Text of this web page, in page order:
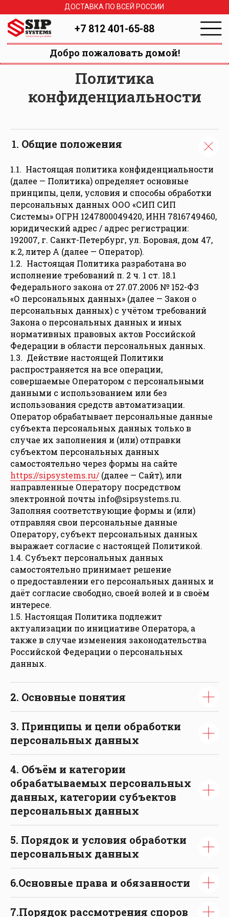
Добро пожаловать домой!
ДОСТАВКА ПО ВСЕЙ РОССИИ
Политика
конфиденциальности
Общие положения
1.1. Настоящая политика конфиденциальности
(далее — Политика) определяет основные
принципы, цели, условия и способы обработки
персональных данных ООО «СИП СИП
Системы» ОГРН 1247800049420, ИНН 7816749460,
юридический адрес / адрес регистрации:
192007, г. Санкт-Петербург, ул. Боровая, дом 47,
к.2, литер А (далее — Оператор).
1.2. Настоящая Политика разработана во
исполнение требований п. 2 ч. 1 ст. 18.1
Федерального закона от 27.07.2006 № 152-ФЗ
«О персональных данных» (далее — Закон о
персональных данных) с учётом требований
Закона о персональных данных и иных
нормативных правовых актов Российской
Федерации в области персональных данных.
1.3. Действие настоящей Политики
распространяется на все операции,
совершаемые Оператором с персональными
данными с использованием или без
использования средств автоматизации.
Оператор обрабатывает персональные данные
субъекта персональных данных только в
случае их заполнения и (или) отправки
субъектом персональных данных
самостоятельно через формы на сайте
https://sipsystems.ru/ (далее — Сайт), или
направленные Оператору посредством
электронной почты info@sipsystems.ru.
Заполняя соответствующие формы и (или)
отправляя свои персональные данные
Оператору, субъект персональных данных
выражает согласие с настоящей Политикой.
1.4. Субъект персональных данных
самостоятельно принимает решение
о предоставлении его персональных данных и
даёт согласие свободно, своей волей и в своём
интересе.
1.5. Настоящая Политика подлежит
актуализации по инициативе Оператора, а
также в случае изменения законодательства
Российской Федерации о персональных
данных.
2. Основные понятия
3. Принципы и цели обработки
персональных данных
4. Объём и категории
обрабатываемых персональных
данных, категории субъектов
персональных данных
5. Порядок и условия обработки
персональных данных
6.Основные права и обязанности
7.Порядок рассмотрения споров
Заказать звонок
Добро пожаловать
домой!
Коммерческое
строительство
О компании
Домокомплект
Проекты
Двухэтажные
Строим сейчас
Построенные дома